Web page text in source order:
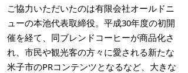
ご協力いただいたのは有限会社オールドニ
ューの本池代表取締役。平成30年度の初開
催を経て、同ブレンドコーヒーが商品化さ
れ、市民や観光客の方々に愛される新たな
米子市のPRコンテンツとなるなど、大きな